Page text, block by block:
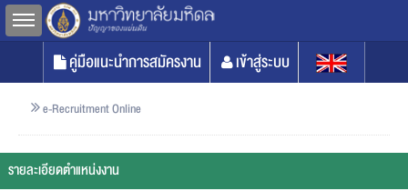
Toggle sidebar
คู่มือแนะนำการสมัครงาน
เข้าสู่ระบบ
e-Recruitment Online
รายละเอียดตำแหน่งงาน